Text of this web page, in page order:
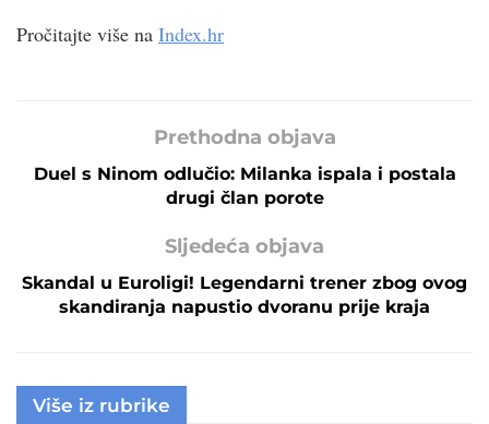
Pročitajte više na Index.hr
Prethodna objava
Duel s Ninom odlučio: Milanka ispala i postala
drugi član porote
Sljedeća objava
Skandal u Euroligi! Legendarni trener zbog ovog
skandiranja napustio dvoranu prije kraja
Više iz rubrike